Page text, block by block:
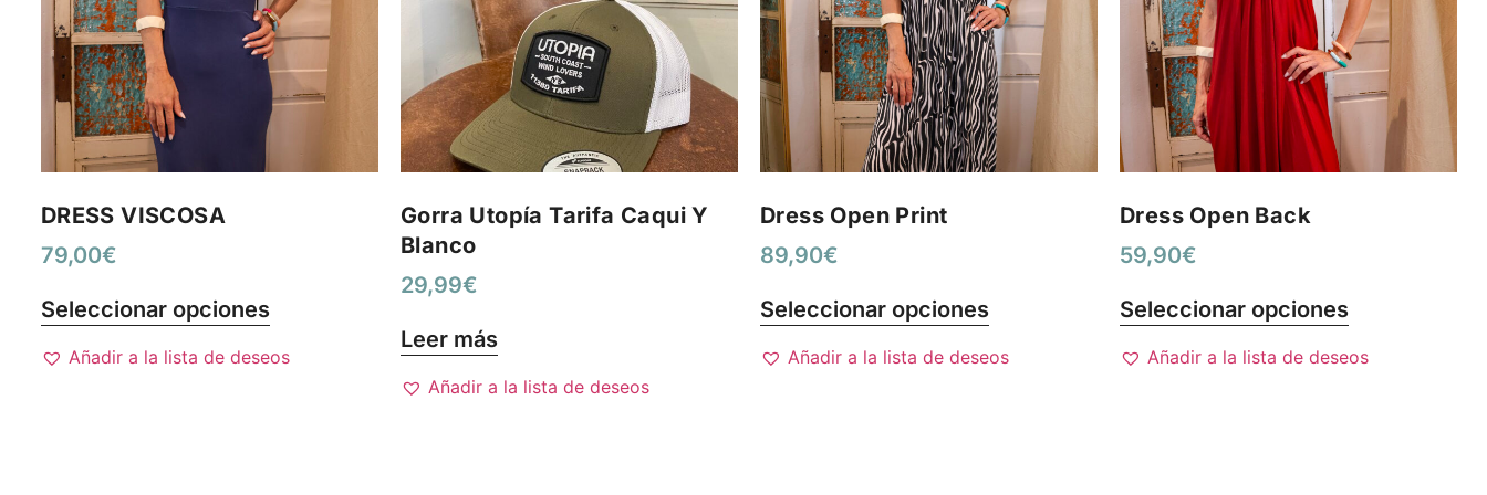
DRESS VISCOSA
79,00€
Seleccionar opciones
Añadir a la lista de deseos
Gorra Utopía Tarifa Caqui Y
Blanco
29,99€
Leer más
Añadir a la lista de deseos
Dress Open Print
89,90€
Seleccionar opciones
Añadir a la lista de deseos
Dress Open Back
59,90€
Seleccionar opciones
Añadir a la lista de deseos